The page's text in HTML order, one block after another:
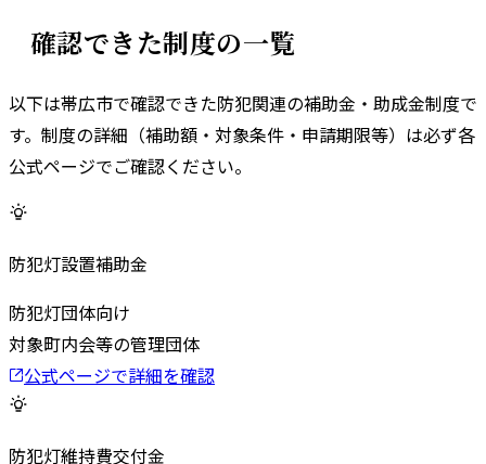
確認できた制度の一覧
以下は帯広市で確認できた防犯関連の補助金・助成金制度で
す。 制度の詳細（補助額・対象条件・申請期限等）は必ず各
公式ページでご確認ください。
防犯灯設置補助金
防犯灯団体向け
対象町内会等の管理団体
公式ページで詳細を確認
防犯灯維持費交付金